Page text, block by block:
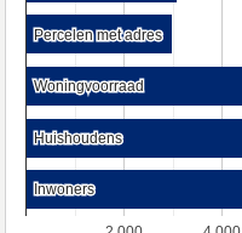
Percelen met adres
Percelen met adres
Woningvoorraad
Woningvoorraad
Huishoudens
Huishoudens
Inwoners
Inwoners